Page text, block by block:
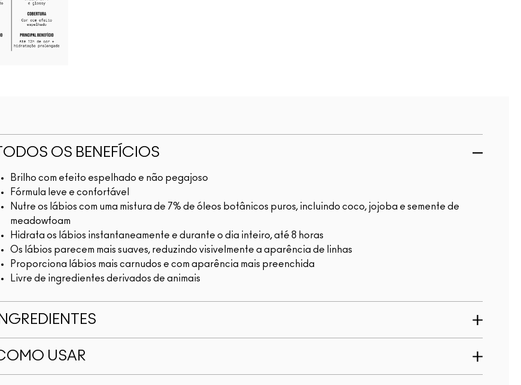
TODOS OS BENEFÍCIOS
Brilho com efeito espelhado e não pegajoso
Fórmula leve e confortável
Nutre os lábios com uma mistura de 7% de óleos botânicos puros, incluindo coco, jojoba e semente de
meadowfoam
Hidrata os lábios instantaneamente e durante o dia inteiro, até 8 horas
Os lábios parecem mais suaves, reduzindo visivelmente a aparência de linhas
Proporciona lábios mais carnudos e com aparência mais preenchida
Livre de ingredientes derivados de animais
INGREDIENTES
USAR